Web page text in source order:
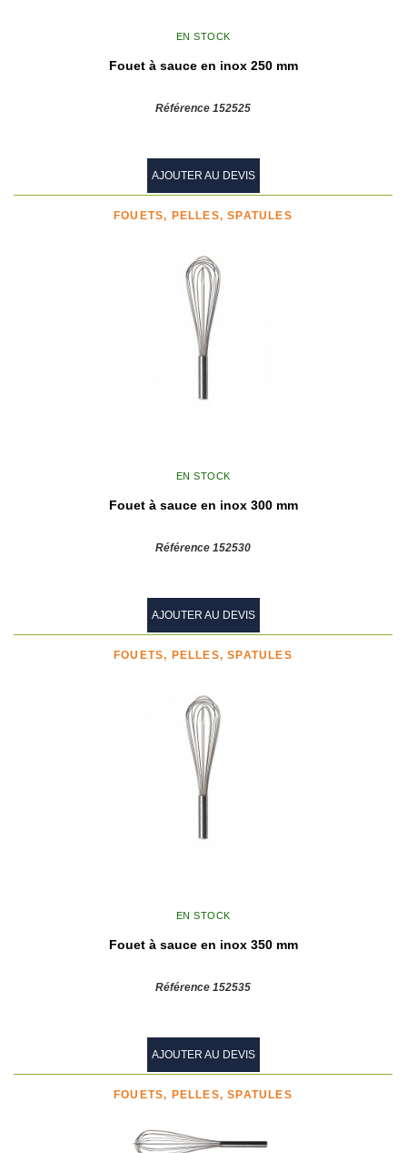
EN STOCK
Fouet à sauce en inox 250 mm
Référence 152525
AJOUTER AU DEVIS
FOUETS, PELLES, SPATULES
EN STOCK
Fouet à sauce en inox 300 mm
Référence 152530
AJOUTER AU DEVIS
FOUETS, PELLES, SPATULES
EN STOCK
Fouet à sauce en inox 350 mm
Référence 152535
AJOUTER AU DEVIS
FOUETS, PELLES, SPATULES